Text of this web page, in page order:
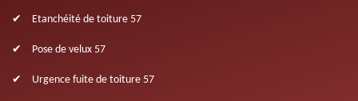
Etanchéité de toiture 57
Pose de velux 57
Urgence fuite de toiture 57